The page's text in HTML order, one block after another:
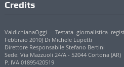
Credits
ValdichianaOggi - Testata giornalistica
Febbraio 2010) Di Michele Lupetti
Direttore Responsabile Stefano Bertini
Sede: Via Mazzuoli 24/A - 52044 Cortona (AR)
P. IVA 01895420519